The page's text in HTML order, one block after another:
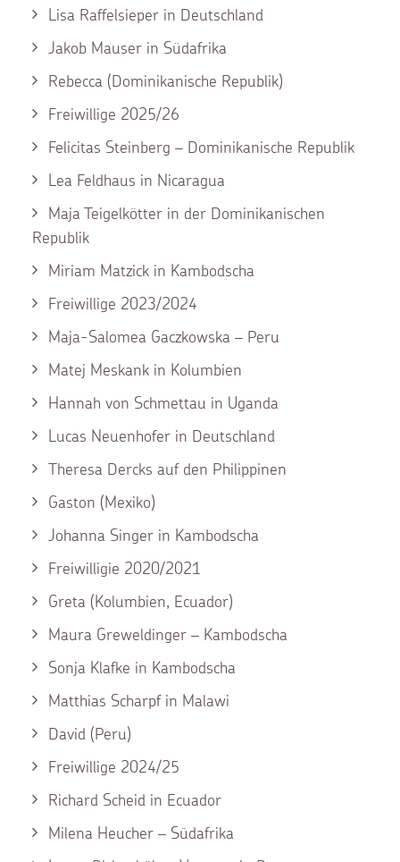
Lisa Raffelsieper in Deutschland
Jakob Mauser in Südafrika
Rebecca (Dominikanische Republik)
Freiwillige 2025/26
Felicitas Steinberg – Dominikanische Republik
Lea Feldhaus in Nicaragua
Maja Teigelkötter in der Dominikanischen
Republik
Miriam Matzick in Kambodscha
Freiwillige 2023/2024
Maja-Salomea Gaczkowska – Peru
Matej Meskank in Kolumbien
Hannah von Schmettau in Uganda
Lucas Neuenhofer in Deutschland
Theresa Dercks auf den Philippinen
Gaston (Mexiko)
Johanna Singer in Kambodscha
Freiwilligie 2020/2021
Greta (Kolumbien, Ecuador)
Maura Greweldinger – Kambodscha
Sonja Klafke in Kambodscha
Matthias Scharpf in Malawi
David (Peru)
Freiwillige 2024/25
Richard Scheid in Ecuador
Milena Heucher – Südafrika